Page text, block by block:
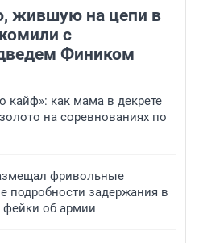
жившую на цепи в
с
Фиником
кайф»: как мама в декрете
на соревнованиях по
фривольные
подробности задержания в
фейки об армии